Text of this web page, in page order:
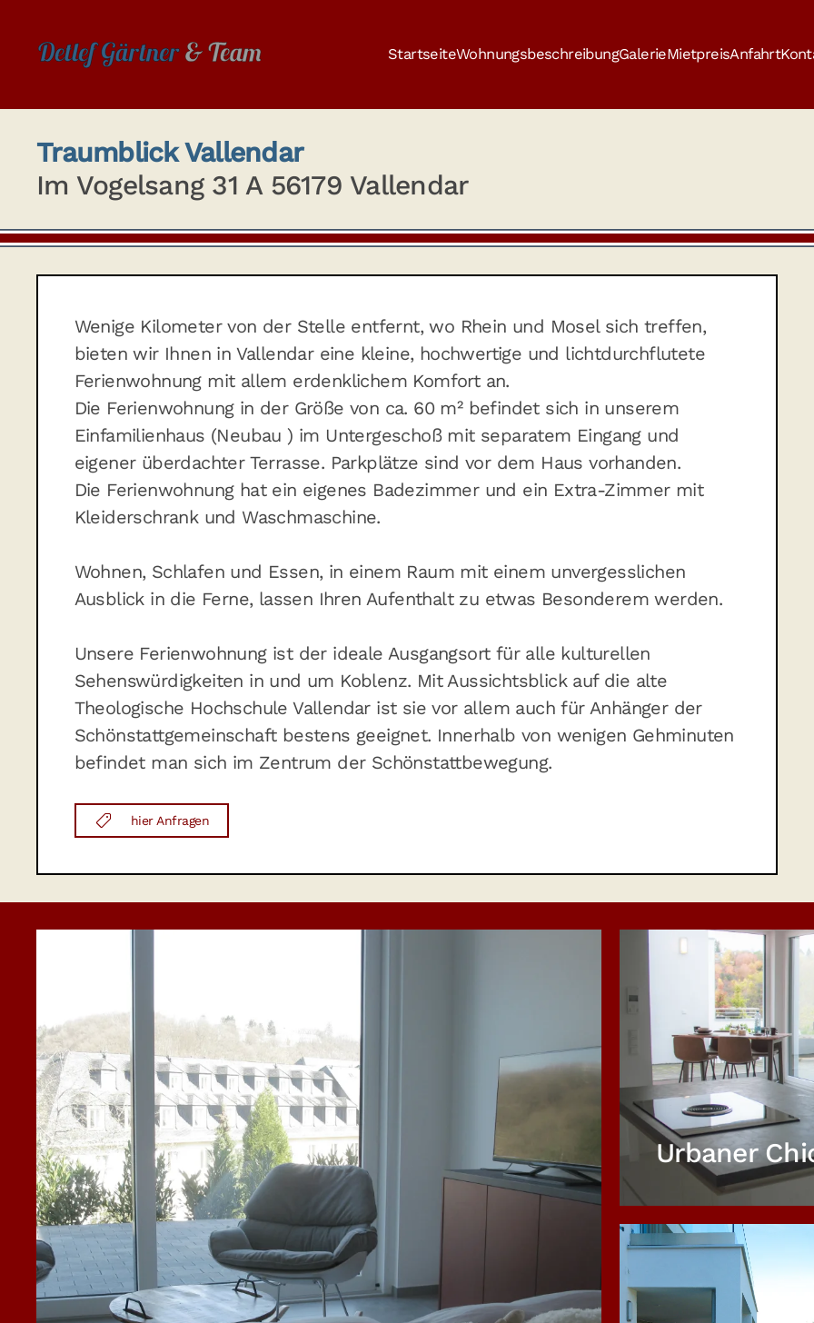
Skip to main content StartseiteWohnungsbeschreibungGalerieMietpreisAnfahrt
Traumblick Vallendar
Im Vogelsang 31 A 56179 Vallendar
Wenige Kilometer von der Stelle entfernt, wo Rhein und Mosel sich treffen,
bieten wir Ihnen in Vallendar eine kleine, hochwertige und lichtdurchflutete
Ferienwohnung mit allem erdenklichem Komfort an.
Die Ferienwohnung in der Größe von ca. 60 m² befindet sich in unserem
Einfamilienhaus (Neubau ) im Untergeschoß mit separatem Eingang und
eigener überdachter Terrasse. Parkplätze sind vor dem Haus vorhanden.
Die Ferienwohnung hat ein eigenes Badezimmer und ein Extra-Zimmer mit
Kleiderschrank und Waschmaschine.
Wohnen, Schlafen und Essen, in einem Raum mit einem unvergesslichen
Ausblick in die Ferne, lassen Ihren Aufenthalt zu etwas Besonderem werden.
Unsere Ferienwohnung ist der ideale Ausgangsort für alle kulturellen
Sehenswürdigkeiten in und um Koblenz. Mit Aussichtsblick auf die alte
Theologische Hochschule Vallendar ist sie vor allem auch für Anhänger der
Schönstattgemeinschaft bestens geeignet. Innerhalb von wenigen Gehminuten
befindet man sich im Zentrum der Schönstattbewegung.
hier Anfragen
Urbaner